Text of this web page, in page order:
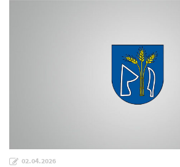
02.04.2026